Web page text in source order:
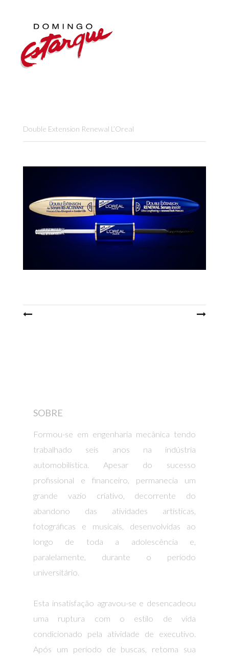
Double Extension Renewal L’Oreal
navigation
SOBRE
Formou-se em engenharia mecânica tendo
trabalhado seis anos na indústria
automobilística. Apesar do sucesso
profissional e financeiro, permanecia um
grande vazio criativo, decorrente do
abandono das atividades artísticas,
fotográficas e musicais, desenvolvidas ao
longo de toda a adolescência e,
paralelamente, durante o período
universitário.
Esta insatisfação agravou-se e desencadeou
uma ruptura com o estilo de vida
condicionado pela atividade de executivo.
Após um período de buscas, retoma sua